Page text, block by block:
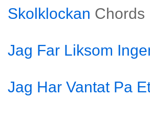
Skolklockan Chords
Jag Far Liksom
Jag Har Vantat Pa